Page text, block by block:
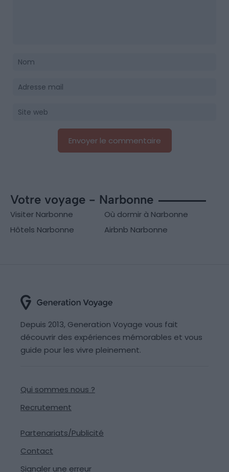
Votre voyage - Narbonne
Visiter Narbonne
Où dormir à Narbonne
Hôtels Narbonne
Airbnb Narbonne
Depuis 2013, Generation Voyage vous fait
découvrir des expériences mémorables et vous
guide pour les vivre pleinement.
Qui sommes nous ?
Recrutement
Partenariats/Publicité
Contact
Signaler une erreur